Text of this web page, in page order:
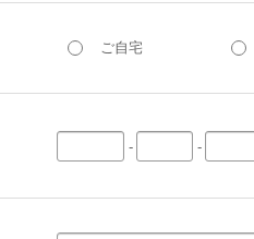
ご自宅
- -